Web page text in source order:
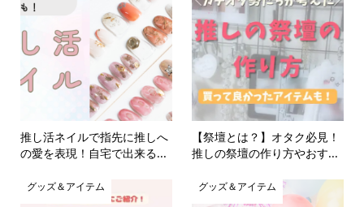
推し活ネイルで指先に推しへ
の愛を表現！自宅で出来る...
【祭壇とは？】オタク必見！
推しの祭壇の作り方やおす...
グッズ＆アイテム グッズ＆アイテム